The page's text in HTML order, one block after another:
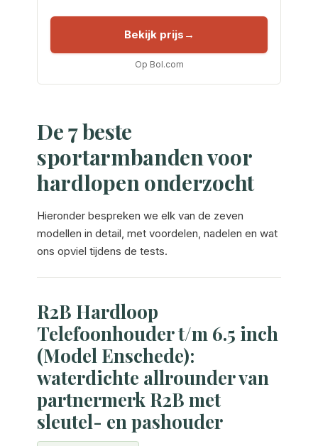
Bekijk prijs
Op Bol.com
De 7 beste
sportarmbanden voor
hardlopen onderzocht
Hieronder bespreken we elk van de zeven
modellen in detail, met voordelen, nadelen en wat
ons opviel tijdens de tests.
R2B Hardloop
Telefoonhouder t/m 6.5 inch
(Model Enschede):
waterdichte allrounder van
partnermerk R2B met
sleutel- en pashouder